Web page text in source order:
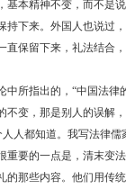
本精神不变，而不是
下来。外国人也说过
保留下来，礼法结合
指出的，“中国法律
变，那是别人的误解
人人都知道。我写法律
要的一点是，清末变
那些内容。他们用传